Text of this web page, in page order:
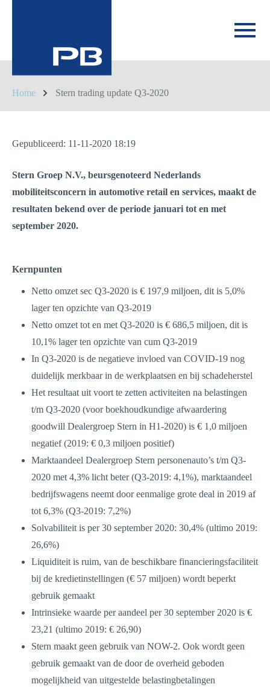
Home Stern trading update Q3-2020
Gepubliceerd: 11-11-2020 18:19
Stern Groep N.V., beursgenoteerd Nederlands
mobiliteitsconcern in automotive retail en services, maakt de
resultaten bekend over de periode januari tot en met
september 2020.
Kernpunten
Netto omzet sec Q3-2020 is € 197,9 miljoen, dit is 5,0%
lager ten opzichte van Q3-2019
Netto omzet tot en met Q3-2020 is € 686,5 miljoen, dit is
10,1% lager ten opzichte van cum Q3-2019
In Q3-2020 is de negatieve invloed van COVID-19 nog
duidelijk merkbaar in de werkplaatsen en bij schadeherstel
Het resultaat uit voort te zetten activiteiten na belastingen
t/m Q3-2020 (voor boekhoudkundige afwaardering
goodwill Dealergroep Stern in H1-2020) is € 1,0 miljoen
negatief (2019: € 0,3 miljoen positief)
Marktaandeel Dealergroep Stern personenauto’s t/m Q3-
2020 met 4,3% licht beter (Q3-2019: 4,1%), marktaandeel
bedrijfswagens neemt door eenmalige grote deal in 2019 af
tot 6,3% (Q3-2019: 7,2%)
Solvabiliteit is per 30 september 2020: 30,4% (ultimo 2019:
26,6%)
Liquiditeit is ruim, van de beschikbare financieringsfaciliteit
bij de kredietinstellingen (€ 57 miljoen) wordt beperkt
gebruik gemaakt
Intrinsieke waarde per aandeel per 30 september 2020 is €
23,21 (ultimo 2019: € 26,90)
Stern maakt geen gebruik van NOW-2. Ook wordt geen
gebruik gemaakt van de door de overheid geboden
mogelijkheid van uitgestelde belastingbetalingen